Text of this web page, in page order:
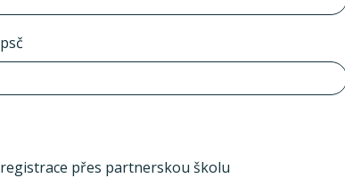
psč
registrace přes partnerskou školu